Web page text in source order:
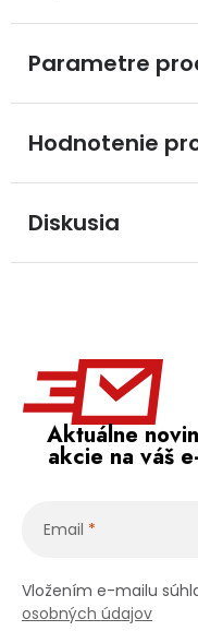
Parametre
Hodnotenie
Diskusia
Aktuálne
akcie na váš
Email
Vložením e-mailu
osobných údajov